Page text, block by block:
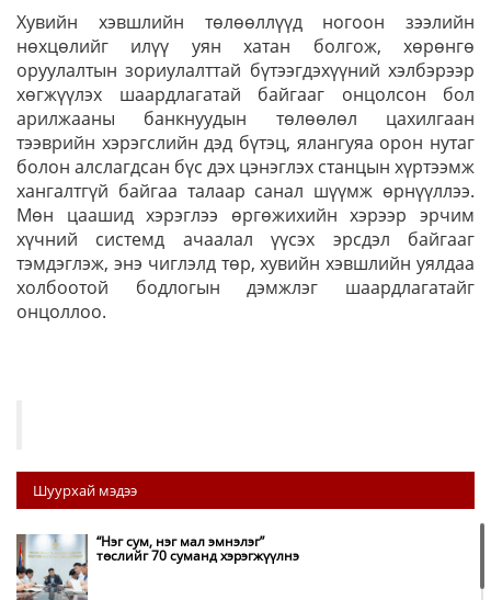
Хувийн хэвшлийн төлөөллүүд ногоон зээлийн
нөхцөлийг илүү уян хатан болгож, хөрөнгө
оруулалтын зориулалттай бүтээгдэхүүний хэлбэрээр
хөгжүүлэх шаардлагатай байгааг онцолсон бол
арилжааны банкнуудын төлөөлөл цахилгаан
тээврийн хэрэгслийн дэд бүтэц, ялангуяа орон нутаг
болон алслагдсан бүс дэх цэнэглэх станцын хүртээмж
хангалтгүй байгаа талаар санал шүүмж өрнүүллээ.
Мөн цаашид хэрэглээ өргөжихийн хэрээр эрчим
хүчний системд ачаалал үүсэх эрсдэл байгааг
тэмдэглэж, энэ чиглэлд төр, хувийн хэвшлийн уялдаа
холбоотой бодлогын дэмжлэг шаардлагатайг
онцоллоо.
Шуурхай мэдээ
“Нэг сум, нэг мал эмнэлэг”
төслийг 70 суманд хэрэгжүүлнэ